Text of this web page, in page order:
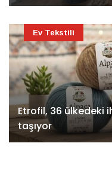
Etrofil, 36 ülkedeki
taşıyor
Ev Tekstili